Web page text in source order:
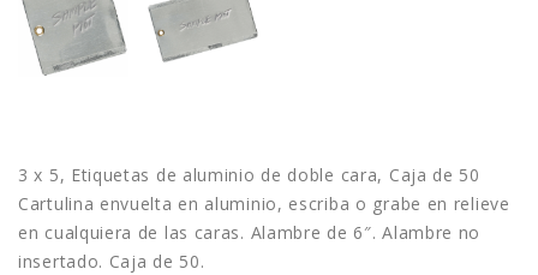
3 x 5, Etiquetas de aluminio de doble cara, Caja de 50
Cartulina envuelta en aluminio, escriba o grabe en relieve
en cualquiera de las caras. Alambre de 6″. Alambre no
insertado. Caja de 50.